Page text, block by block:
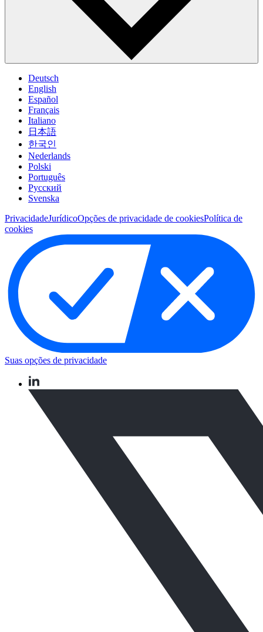
Deutsch
English
Español
Français
Italiano
日本語
한국인
Nederlands
Polski
Português
Pусский
Svenska
PrivacidadeJurídicoOpções de privacidade de cookiesPolítica de
cookies
Suas opções de privacidade